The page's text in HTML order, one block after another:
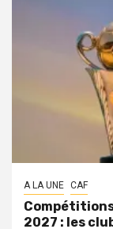
A LA UNE CAF
2027 : les